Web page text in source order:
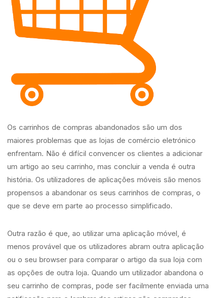
Os carrinhos de compras abandonados são um dos
maiores problemas que as lojas de comércio eletrónico
enfrentam. Não é difícil convencer os clientes a adicionar
um artigo ao seu carrinho, mas concluir a venda é outra
história. Os utilizadores de aplicações móveis são menos
propensos a abandonar os seus carrinhos de compras, o
que se deve em parte ao processo simplificado.
Outra razão é que, ao utilizar uma aplicação móvel, é
menos provável que os utilizadores abram outra aplicação
ou o seu browser para comparar o artigo da sua loja com
as opções de outra loja. Quando um utilizador abandona o
seu carrinho de compras, pode ser facilmente enviada uma